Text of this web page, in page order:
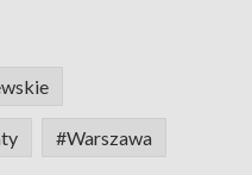
#Warszawa